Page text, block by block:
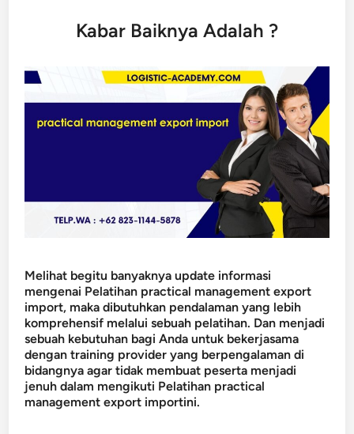
Kabar Baiknya Adalah ?
Melihat begitu banyaknya update informasi
mengenai Pelatihan practical management export
import, maka dibutuhkan pendalaman yang lebih
komprehensif melalui sebuah pelatihan. Dan menjadi
sebuah kebutuhan bagi Anda untuk bekerjasama
dengan training provider yang berpengalaman di
bidangnya agar tidak membuat peserta menjadi
jenuh dalam mengikuti Pelatihan practical
management export importini.